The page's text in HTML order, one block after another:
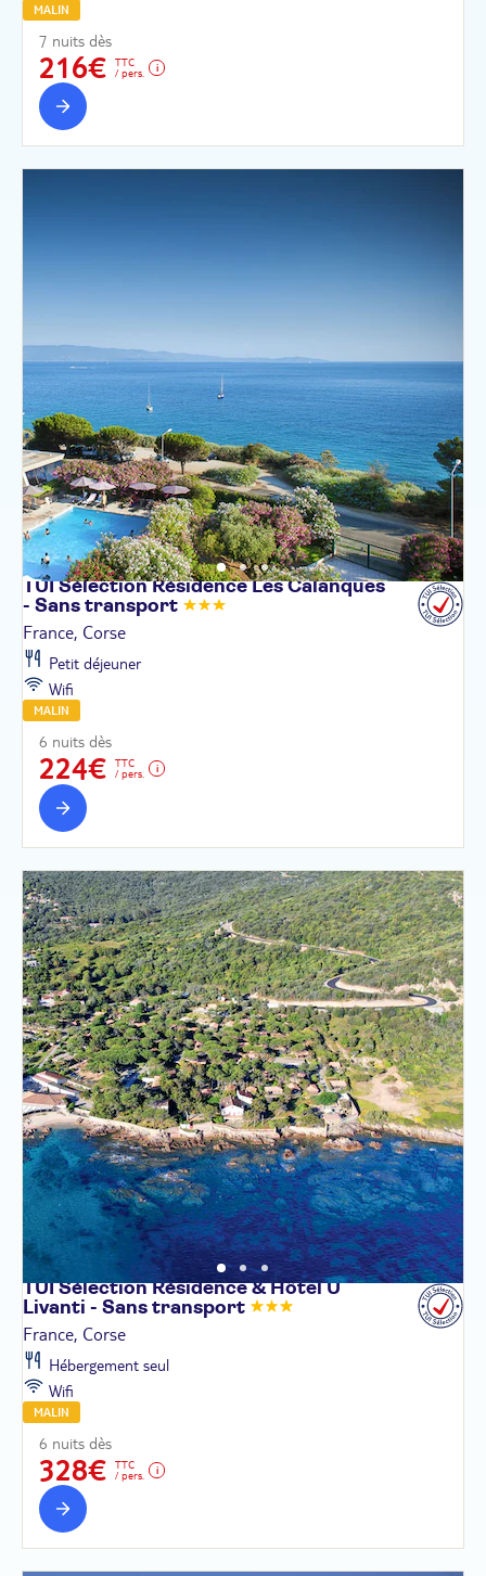
MALIN
7 nuits dès
216€
TTC
/ pers.
TUI Sélection Résidence Les Calanques
- Sans transport
France, Corse
Petit déjeuner
Wifi
MALIN
6 nuits dès
224€
TTC
/ pers.
TUI Sélection Résidence & Hôtel U
Livanti - Sans transport
France, Corse
Hébergement seul
Wifi
MALIN
6 nuits dès
328€
TTC
/ pers.